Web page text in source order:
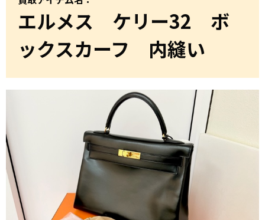
エルメス ケリー32 ボ
ックスカーフ 内縫い